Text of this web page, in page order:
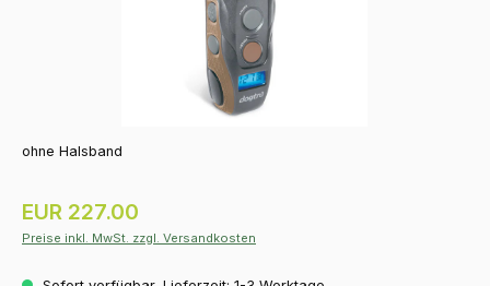
ohne Halsband
Regulärer Preis:
EUR 227.00
Preise inkl. MwSt. zzgl. Versandkosten